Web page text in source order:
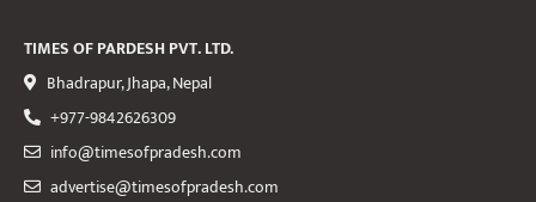
TIMES OF PARDESH PVT. LTD.
Bhadrapur, Jhapa, Nepal
+977-9842626309
info@timesofpradesh.com
advertise@timesofpradesh.com